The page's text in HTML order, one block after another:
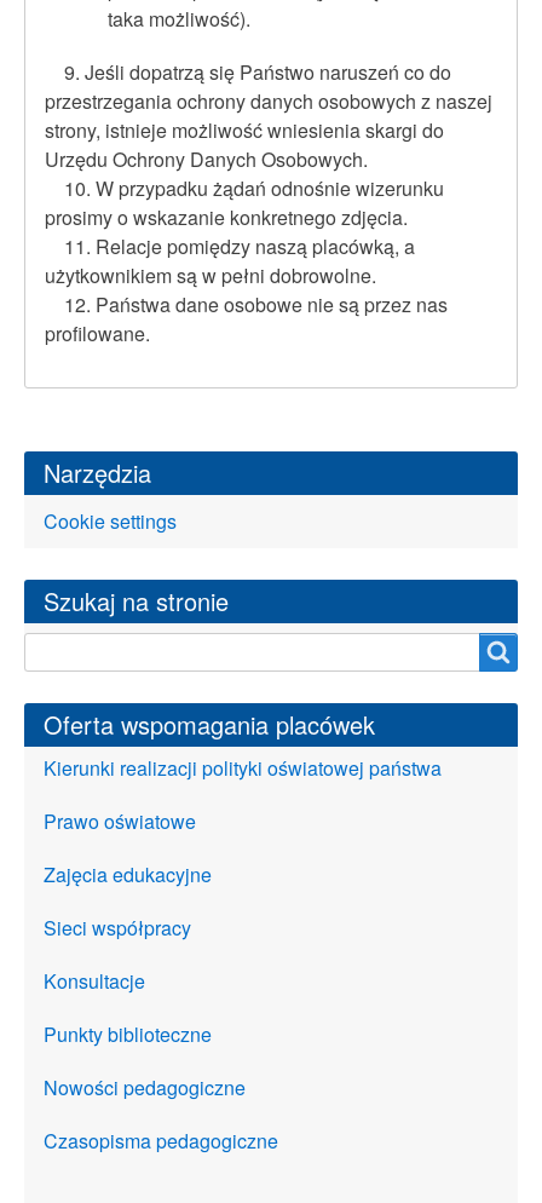
taka możliwość).
9. Jeśli dopatrzą się Państwo naruszeń co do
przestrzegania ochrony danych osobowych z naszej
strony, istnieje możliwość wniesienia skargi do
Urzędu Ochrony Danych Osobowych.
10. W przypadku żądań odnośnie wizerunku
prosimy o wskazanie konkretnego zdjęcia.
11. Relacje pomiędzy naszą placówką, a
użytkownikiem są w pełni dobrowolne.
12. Państwa dane osobowe nie są przez nas
profilowane.
Narzędzia
Cookie settings
Szukaj na stronie
Oferta wspomagania placówek
Kierunki realizacji polityki oświatowej państwa
Prawo oświatowe
Zajęcia edukacyjne
Sieci współpracy
Konsultacje
Punkty biblioteczne
Nowości pedagogiczne
Czasopisma pedagogiczne